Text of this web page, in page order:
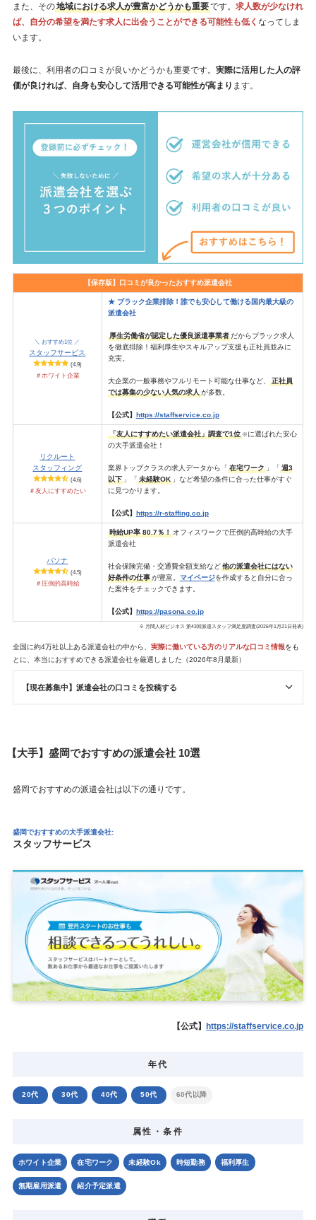
また、その地域における求人が豊富かどうかも重要です。 求人数が少なけれ
ば、自分の希望を満たす求人に出会うことができる可能性も低く なってしま
います。
最後に、利用者の口コミが良いかどうかも重要です。 実際に活用した人の評
価が良ければ、自身も安心して活用できる可能性が高まり ます。
【保存版】口コミが良かったおすすめ派遣会社
＼ おすすめ1位 ／
スタッフサービス
(4.9)
＃ホワイト企業
★ ブラック企業排除！誰でも安心して働ける国内最大級の
派遣会社
厚生労働省が認定した優良派遣事業者 だからブラック求人
を徹底排除！福利厚生やスキルアップ支援も正社員並みに
充実。
大企業の一般事務やフルリモート可能な仕事など、
正社員
では募集の少ない人気の求人 が多数。
【公式】 https://staffservice.co.jp
リクルート
スタッフィング
(4.6)
＃友人にすすめたい
「友人にすすめたい派遣会社」調査で1位 ※ に選ばれた安心
の大手派遣会社！
業界トップクラスの求人データから「 在宅ワーク 」「 週3
以下 」「 未経験OK 」など希望の条件に合った仕事がすぐ
に見つかります。
【公式】 https://r-staffing.co.jp
パソナ
(4.5)
＃圧倒的高時給
時給UP率 80.7％！
オフィスワークで圧倒的高時給の大手
派遣会社
社会保険完備・交通費全額支給など 他の派遣会社にはない
好条件の仕事 が豊富。 マイページを作成すると自分に合っ
た案件をチェックできます。
【公式】 https://pasona.co.jp
※ 月間人材ビジネス 第43回派遣スタッフ満足度調査(2026年1月21日発表)
全国に約4万社以上ある派遣会社の中から、 実際に働いている方のリアルな口コミ情報をも
とに、本当におすすめできる派遣会社を厳選しました（2026年8月最新）
【現在募集中】派遣会社の口コミを投稿する
【大手】盛岡でおすすめの派遣会社 10選
盛岡でおすすめの派遣会社は以下の通りです。
盛岡でおすすめの大手派遣会社:
スタッフサービス
【公式】 https://staffservice.co.jp
年代
20代 30代 40代 50代 60代以降
属性・条件
ホワイト企業 在宅ワーク 未経験Ok 時短勤務 福利厚生
無期雇用派遣 紹介予定派遣